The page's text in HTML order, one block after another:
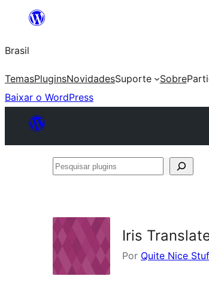
o
conteúdo
Brasil
TemasPluginsNovidadesSuporte Sobre
Baixar o WordPress
Pesquisar
Iris
Por Quite Nice